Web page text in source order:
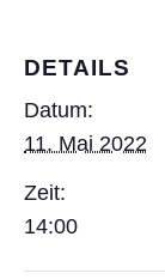
DETAILS
Datum:
11. Mai 2022
Zeit:
14:00